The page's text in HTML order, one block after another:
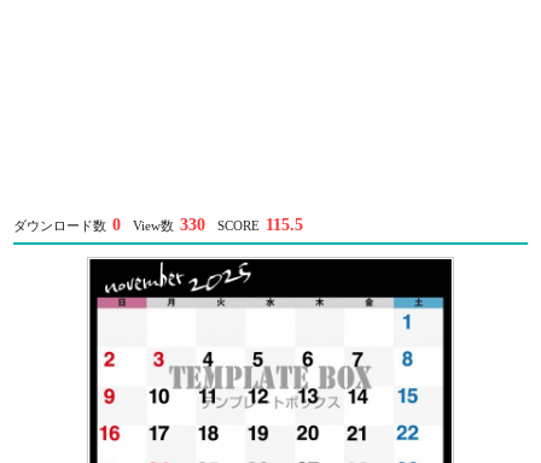
ダウンロード数 0 View数 330 SCORE 115.5